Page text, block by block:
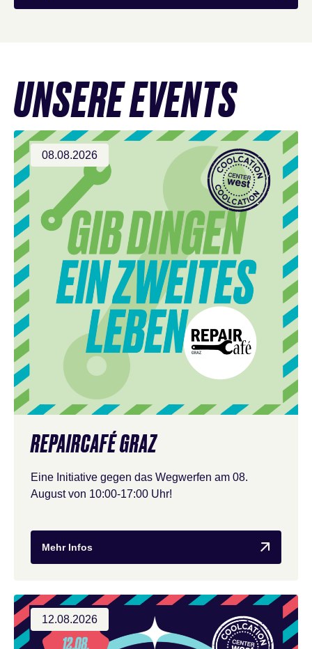
UNSERE EVENTS
08.08.2026
REPAIRCAFÉ GRAZ
Eine Initiative gegen das Wegwerfen am 08.
August von 10:00-17:00 Uhr!
Mehr Infos
12.08.2026